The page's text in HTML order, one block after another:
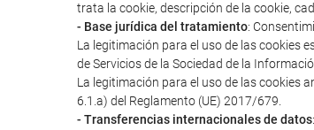
trata la cookie, descripción de la cookie,
- Base jurídica del tratamiento:
La legitimación para el uso de las cookies
de Servicios de la Sociedad de la
La legitimación para el uso de las cookies
6.1.a) del Reglamento (UE) 2017/679.
- Transferencias internacionales de datos